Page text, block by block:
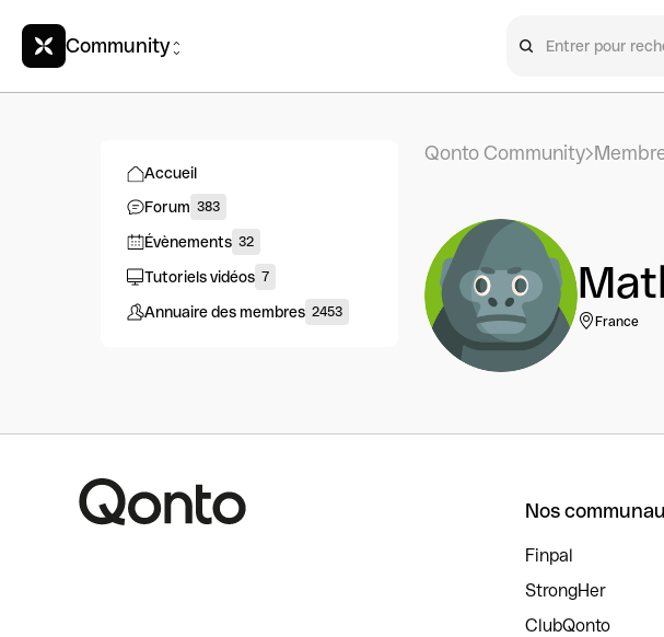
Community
Accueil
Forum 383
Évènements 32
Tutoriels vidéos 7
Annuaire des membres 2453
Qonto Community
France
Nos
Finpal
StrongHer
ClubQonto